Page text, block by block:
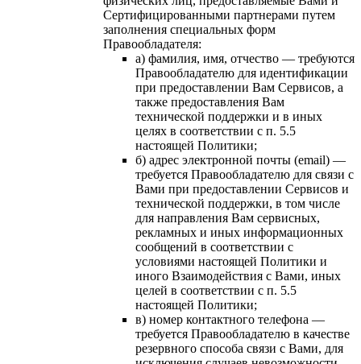
Сертифицированными партнерами путем
заполнения специальных форм
Правообладателя:
а) фамилия, имя, отчество — требуются
Правообладателю для идентификации
при предоставлении Вам Сервисов, а
также предоставления Вам
технической поддержки и в иных
целях в соответствии с п. 5.5
настоящей Политики;
б) адрес электронной почты (email) —
требуется Правообладателю для связи с
Вами при предоставлении Сервисов и
технической поддержки, в том числе
для направления Вам сервисных,
рекламных и иных информационных
сообщений в соответствии с
условиями настоящей Политики и
иного Взаимодействия с Вами, иных
целей в соответствии с п. 5.5
настоящей Политики;
в) номер контактного телефона —
требуется Правообладателю в качестве
резервного способа связи с Вами, для